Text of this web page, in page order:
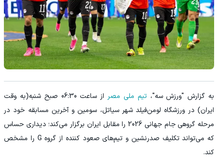
به گزارش "ورزش سه"،تیم ملی مصر
از ساعت 06:30 صبح شنبه(به وقت
ایران) در ورزشگاه لومن‌فیلد شهر سیاتل، سومین و آخرین مسابقه خود در
مرحله گروهی جام جهانی 2026 را مقابل ایران برگزار می‌کند؛ دیداری حساس
که می‌تواند تکلیف صدرنشین و تیم‌های صعود کننده از گروه G را مشخص
کند.